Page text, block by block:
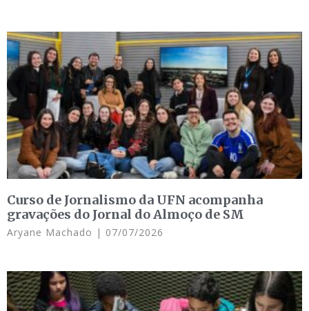
Curso de Jornalismo da UFN acompanha
gravações do Jornal do Almoço de SM
Aryane Machado 07/07/2026